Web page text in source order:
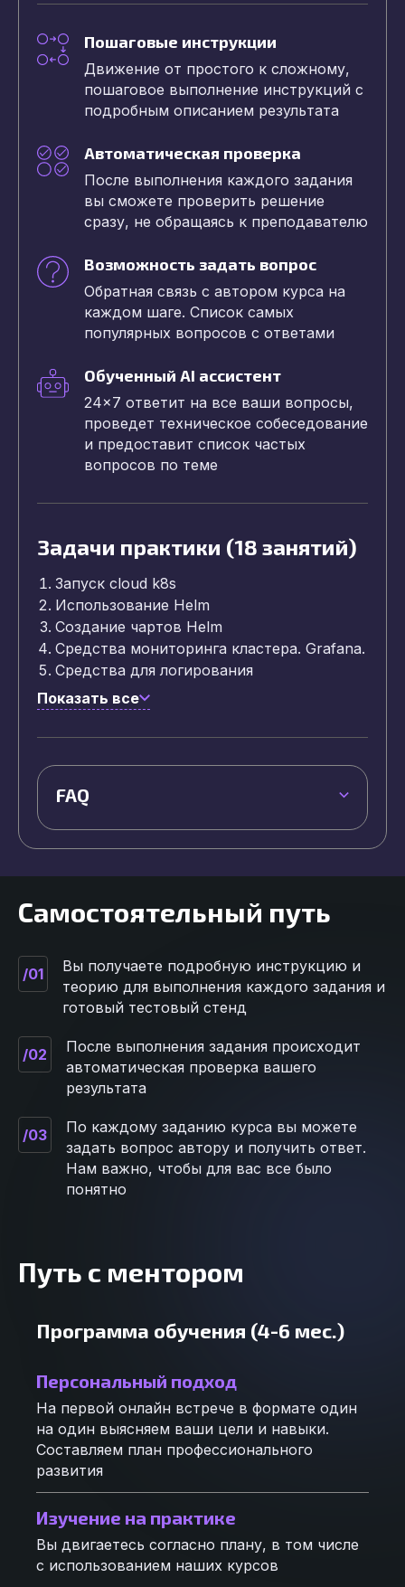
Пошаговые инструкции
Движение от простого к сложному,
пошаговое выполнение инструкций с
подробным описанием результата
Автоматическая проверка
После выполнения каждого задания
вы сможете проверить решение
сразу, не обращаясь к преподавателю
Возможность задать вопрос
Обратная связь с автором курса на
каждом шаге. Список самых
популярных вопросов с ответами
Обученный AI ассистент
24x7 ответит на все ваши вопросы,
проведет техническое собеседование
и предоставит список частых
вопросов по теме
Задачи практики (18 занятий)
Запуск cloud k8s
Использование Helm
Создание чартов Helm
Средства мониторинга кластера. Grafana.
Средства для логирования
Показать все
FAQ
Самостоятельный путь
/01
Вы получаете подробную инструкцию и
теорию для выполнения каждого задания и
готовый тестовый стенд
/02
После выполнения задания происходит
автоматическая проверка вашего
результата
/03
По каждому заданию курса вы можете
задать вопрос автору и получить ответ.
Нам важно, чтобы для вас все было
понятно
Путь с ментором
Программа обучения (4-6 мес.)
Персональный подход
На первой онлайн встрече в формате один
на один выясняем ваши цели и навыки.
Составляем план профессионального
развития
Изучение на практике
Вы двигаетесь согласно плану, в том числе
с использованием наших курсов
Задайте вопрос
Ответим быстрее, чем кажется